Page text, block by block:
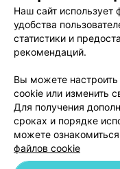
Медицинский
Наш сайт использует
удобства
статистики и
рекомендаций.
Вы можете
cookie или изменить
Для получения
сроках и порядке
можете
файлов cookie